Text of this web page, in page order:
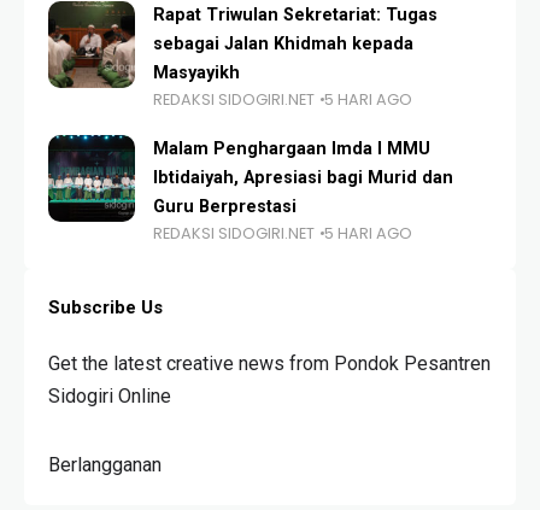
Rapat Triwulan Sekretariat: Tugas
sebagai Jalan Khidmah kepada
Masyayikh
REDAKSI SIDOGIRI.NET 5 HARI AGO
Malam Penghargaan Imda I MMU
Ibtidaiyah, Apresiasi bagi Murid dan
Guru Berprestasi
REDAKSI SIDOGIRI.NET 5 HARI AGO
Subscribe Us
Get the latest creative news from Pondok Pesantren
Sidogiri Online
Berlangganan